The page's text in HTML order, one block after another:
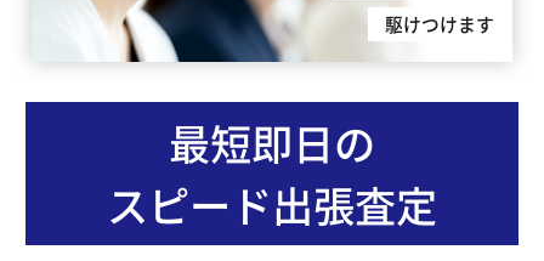
駆けつけます
最短即日の
スピード出張査定